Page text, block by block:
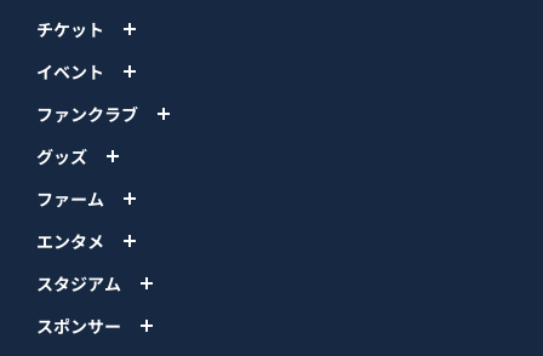
チケット
イベント
ファンクラブ
グッズ
ファーム
エンタメ
スタジアム
スポンサー